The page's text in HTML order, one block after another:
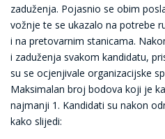
zaduženja. Pojasnio se obim
vožnje te se ukazalo na potrebe
i na pretovarnim stanicama.
i zaduženja svakom kandidatu,
su se ocjenjivale organizacijske
Maksimalan broj bodova koji je
najmanji 1. Kandidati su nakon
kako slijedi: